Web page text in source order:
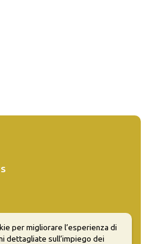
per migliorare l’esperienza di
dettagliate sull’impiego dei